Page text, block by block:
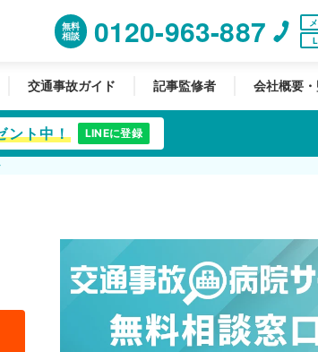
無料
相談
0120-963-887
交通事故ガイド 記事監修者 会社概要
ント中！ LINEに登録